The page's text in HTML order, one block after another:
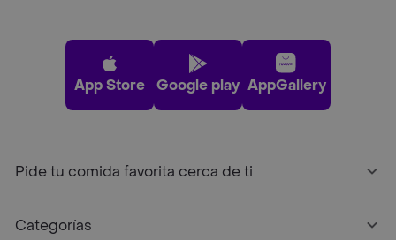
App Store Google play AppGallery
Pide tu comida favorita cerca de ti
Categorías